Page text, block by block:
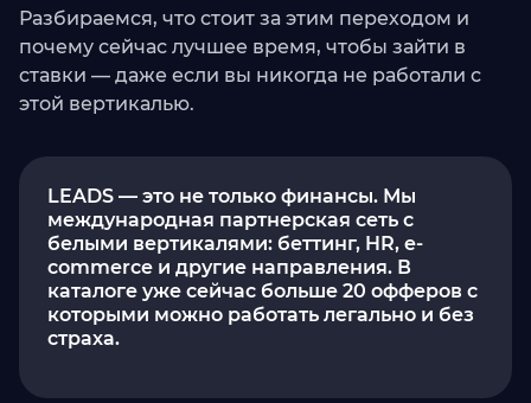
Разбираемся, что стоит за этим переходом и
почему сейчас лучшее время, чтобы зайти в
ставки — даже если вы никогда не работали с
этой вертикалью.
LEADS — это не только финансы. Мы
международная партнерская сеть с
белыми вертикалями: беттинг, HR, e-
commerce и другие направления. В
каталоге уже сейчас больше 20 офферов с
которыми можно работать легально и без
страха.